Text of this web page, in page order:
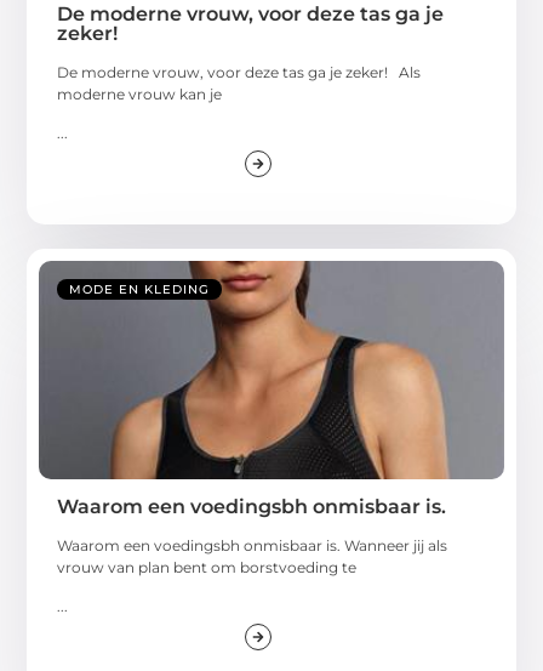
De moderne vrouw, voor deze tas ga je
zeker!
De moderne vrouw, voor deze tas ga je zeker! Als
moderne vrouw kan je
MODE EN KLEDING
Waarom een voedingsbh onmisbaar is.
Waarom een voedingsbh onmisbaar is. Wanneer jij als
vrouw van plan bent om borstvoeding te
...